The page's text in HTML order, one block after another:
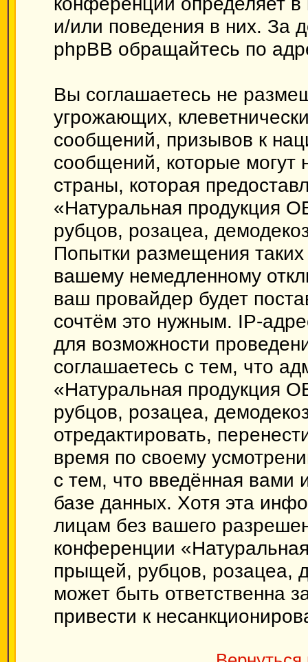
и/или поведения в них. За
phpBB обращайтесь по
Вы соглашаетесь не
угрожающих,
сообщений, призывов к
сообщений, которые
страны, которая
«Натуральная продукция
рубцов, розацеа,
Попытки размещения
вашему немедленному
ваш провайдер будет
сочтём это нужным. IP-
для возможности
соглашаетесь с тем, что
«Натуральная продукция
рубцов, розацеа,
отредактировать,
время по своему
с тем, что введённая вами
базе данных. Хотя эта
лицам без вашего
конференции
прыщей, рубцов, розацеа,
может быть ответственна
привести к